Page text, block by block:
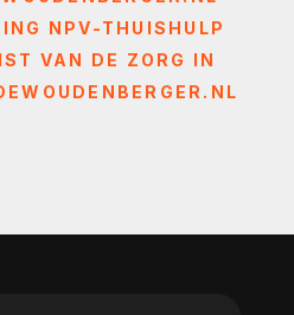
NPV-THUISHULP
VAN DE ZORG IN